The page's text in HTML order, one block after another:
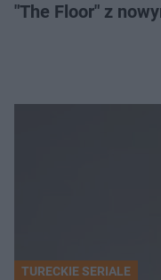
"The Floor" z
TURECKIE SERIALE